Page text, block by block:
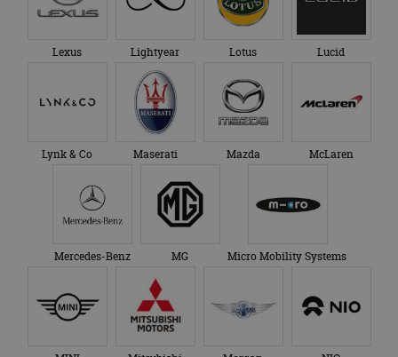
Lexus Lightyear Lotus Lucid
Lynk & Co Maserati Mazda McLaren
Mercedes-Benz MG Micro Mobility Systems